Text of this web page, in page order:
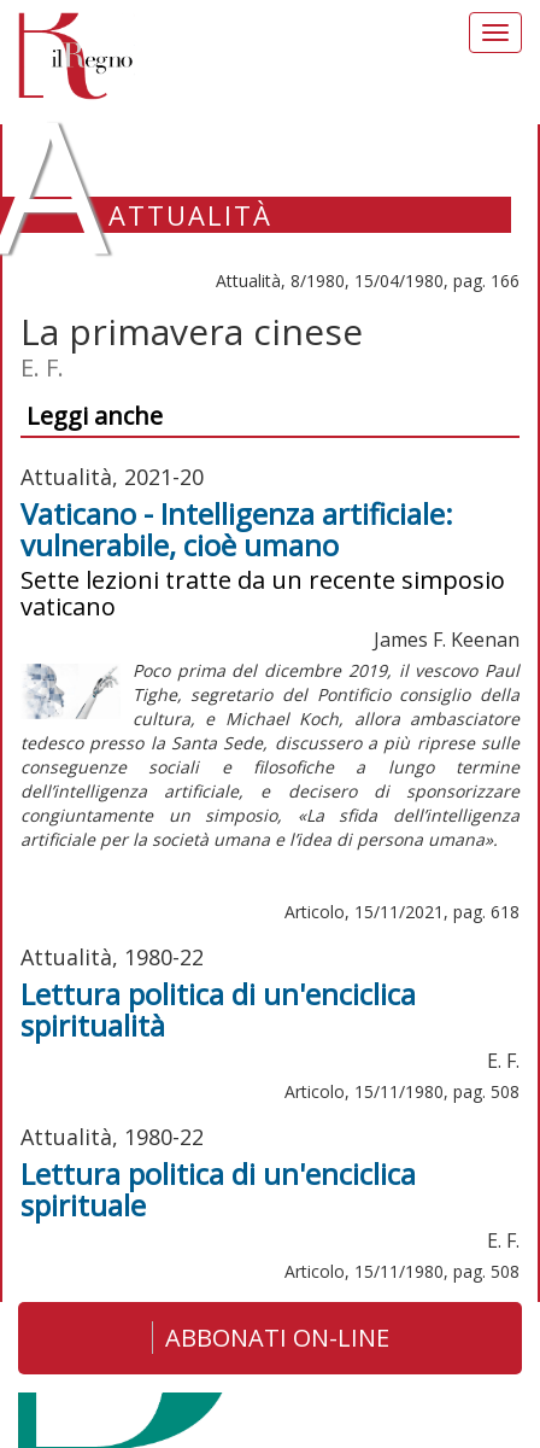
ATTUALITÀ
Attualità, 8/1980, 15/04/1980, pag. 166
La primavera cinese
E. F.
Leggi anche
Attualità, 2021-20
Vaticano - Intelligenza artificiale:
vulnerabile, cioè umano
Sette lezioni tratte da un recente simposio
vaticano
James F. Keenan
Poco prima del dicembre 2019, il vescovo Paul
Tighe, segretario del Pontificio consiglio della
cultura, e Michael Koch, allora ambasciatore
tedesco presso la Santa Sede, discussero a più riprese sulle
conseguenze sociali e filosofiche a lungo termine
dell’intelligenza artificiale, e decisero di sponsorizzare
congiuntamente un simposio, «La sfida dell’intelligenza
artificiale per la società umana e l’idea di persona umana».
Articolo, 15/11/2021, pag. 618
Attualità, 1980-22
Lettura politica di un'enciclica
spiritualità
E. F.
Articolo, 15/11/1980, pag. 508
Attualità, 1980-22
Lettura politica di un'enciclica
spirituale
E. F.
Articolo, 15/11/1980, pag. 508
ABBONATI ON-LINE